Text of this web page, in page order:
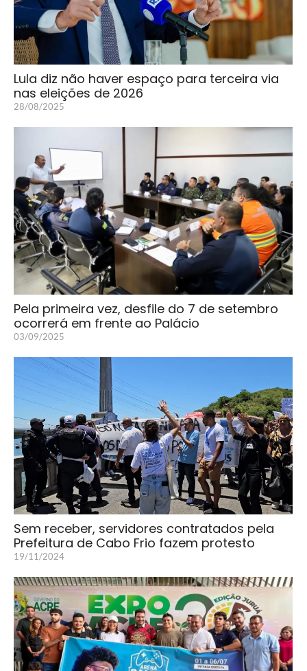
Lula diz não haver espaço para terceira via
nas eleições de 2026
28/08/2025
Pela primeira vez, desfile do 7 de setembro
ocorrerá em frente ao Palácio
03/09/2025
Sem receber, servidores contratados pela
Prefeitura de Cabo Frio fazem protesto
19/11/2024